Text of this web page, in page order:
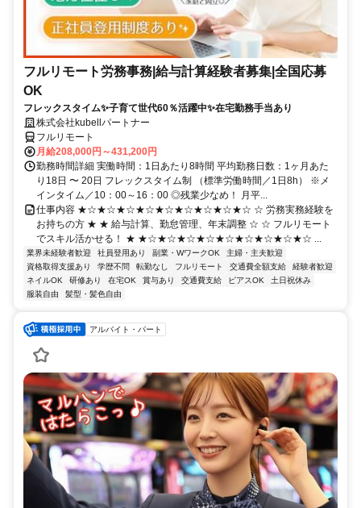
フルリモート労務事務|給与計算経験者募集|全国応募
OK
フレックスタイム✨子育て世代60％活躍中✨在宅勤務手当あり
株式会社kubellパートナー
フルリモート
月給208,000円～431,200円
勤務時間詳細 実働時間：1日あたり8時間 平均勤務日数：1ヶ月あた
り18日 〜 20日 フレックスタイム制 （標準労働時間／1日8h） ※メ
インタイム／10：00～16：00 ◎残業少なめ！ 月平...
仕事内容 ★☆★☆★☆★☆★☆★☆★☆★☆★☆ ☆ 労務実務経験を
お持ちの方 ★ ★ 給与計算、勤怠管理、年末調整 ☆ ☆ フルリモート
でスキル活かせる！ ★ ★☆★☆★☆★☆★☆★☆★☆★☆★☆ ...
業界未経験者歓迎 社員登用あり 副業・WワークOK
主婦・主夫歓迎
資格取得支援あり
学歴不問 転勤なし フルリモート 交通費全額支給
経験者歓迎
ネイルOK
研修あり 在宅OK 賞与あり 交通費支給 ピアスOK
土日祝休み
服装自由
髪型・髪色自由
アルバイト・パート